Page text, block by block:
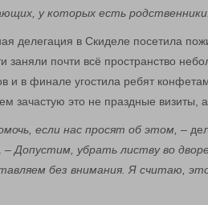
у которых есть родственники.
делегация в Скиделе посетила
заняли почти всё пространство
и в финале угостила ребят
зачастую это не праздные визиты,
если нас просят об этом, –
– Допустим, убрать листву во
без внимания. Я считаю,